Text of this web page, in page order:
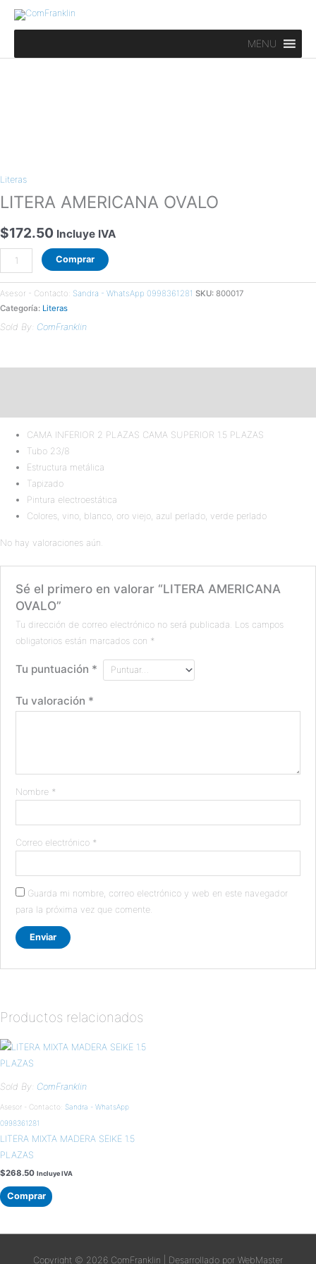
MENU
Literas
LITERA AMERICANA OVALO
$172.50 Incluye IVA
OVALO
cantidad
Comprar
Asesor - Contacto: Sandra - WhatsApp 0998361281 SKU: 800017
Categoría: Literas
Sold By: ComFranklin
CAMA INFERIOR 2 PLAZAS CAMA SUPERIOR 1.5 PLAZAS
Tubo 23/8
Estructura metálica
Tapizado
Pintura electroestática
Colores, vino, blanco, oro viejo, azul perlado, verde perlado
No hay valoraciones aún.
Sé el primero en valorar “LITERA AMERICANA
OVALO”
Tu dirección de correo electrónico no será publicada. Los campos
obligatorios están marcados con *
Tu puntuación *
Tu valoración *
Nombre *
Correo electrónico *
Guarda mi nombre, correo electrónico y web en este navegador
para la próxima vez que comente.
Productos relacionados
Sold By: ComFranklin
Asesor - Contacto: Sandra - WhatsApp
0998361281
LITERA MIXTA MADERA SEIKE 1.5
PLAZAS
$268.50 Incluye IVA
Comprar
Copyright © 2026 ComFranklin | Desarrollado por WebMaster